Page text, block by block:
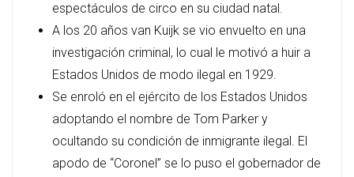
espectáculos de circo en su ciudad natal.
A los 20 años van Kuijk se vio envuelto en una
investigación criminal, lo cual le motivó a huir a
Estados Unidos de modo ilegal en 1929.
Se enroló en el ejército de los Estados Unidos
adoptando el nombre de Tom Parker y
ocultando su condición de inmigrante ilegal. El
apodo de “Coronel” se lo puso el gobernador de